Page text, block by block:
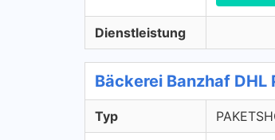
Dienstleistung
Bäckerei Banzhaf DHL
Typ